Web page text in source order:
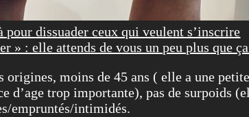
pour dissuader ceux qui veulent s’inscrire
» : elle attends de vous un peu plus que
moins de 45 ans ( elle a une
d’age trop importante), pas de surpoids
empruntés/intimidés.